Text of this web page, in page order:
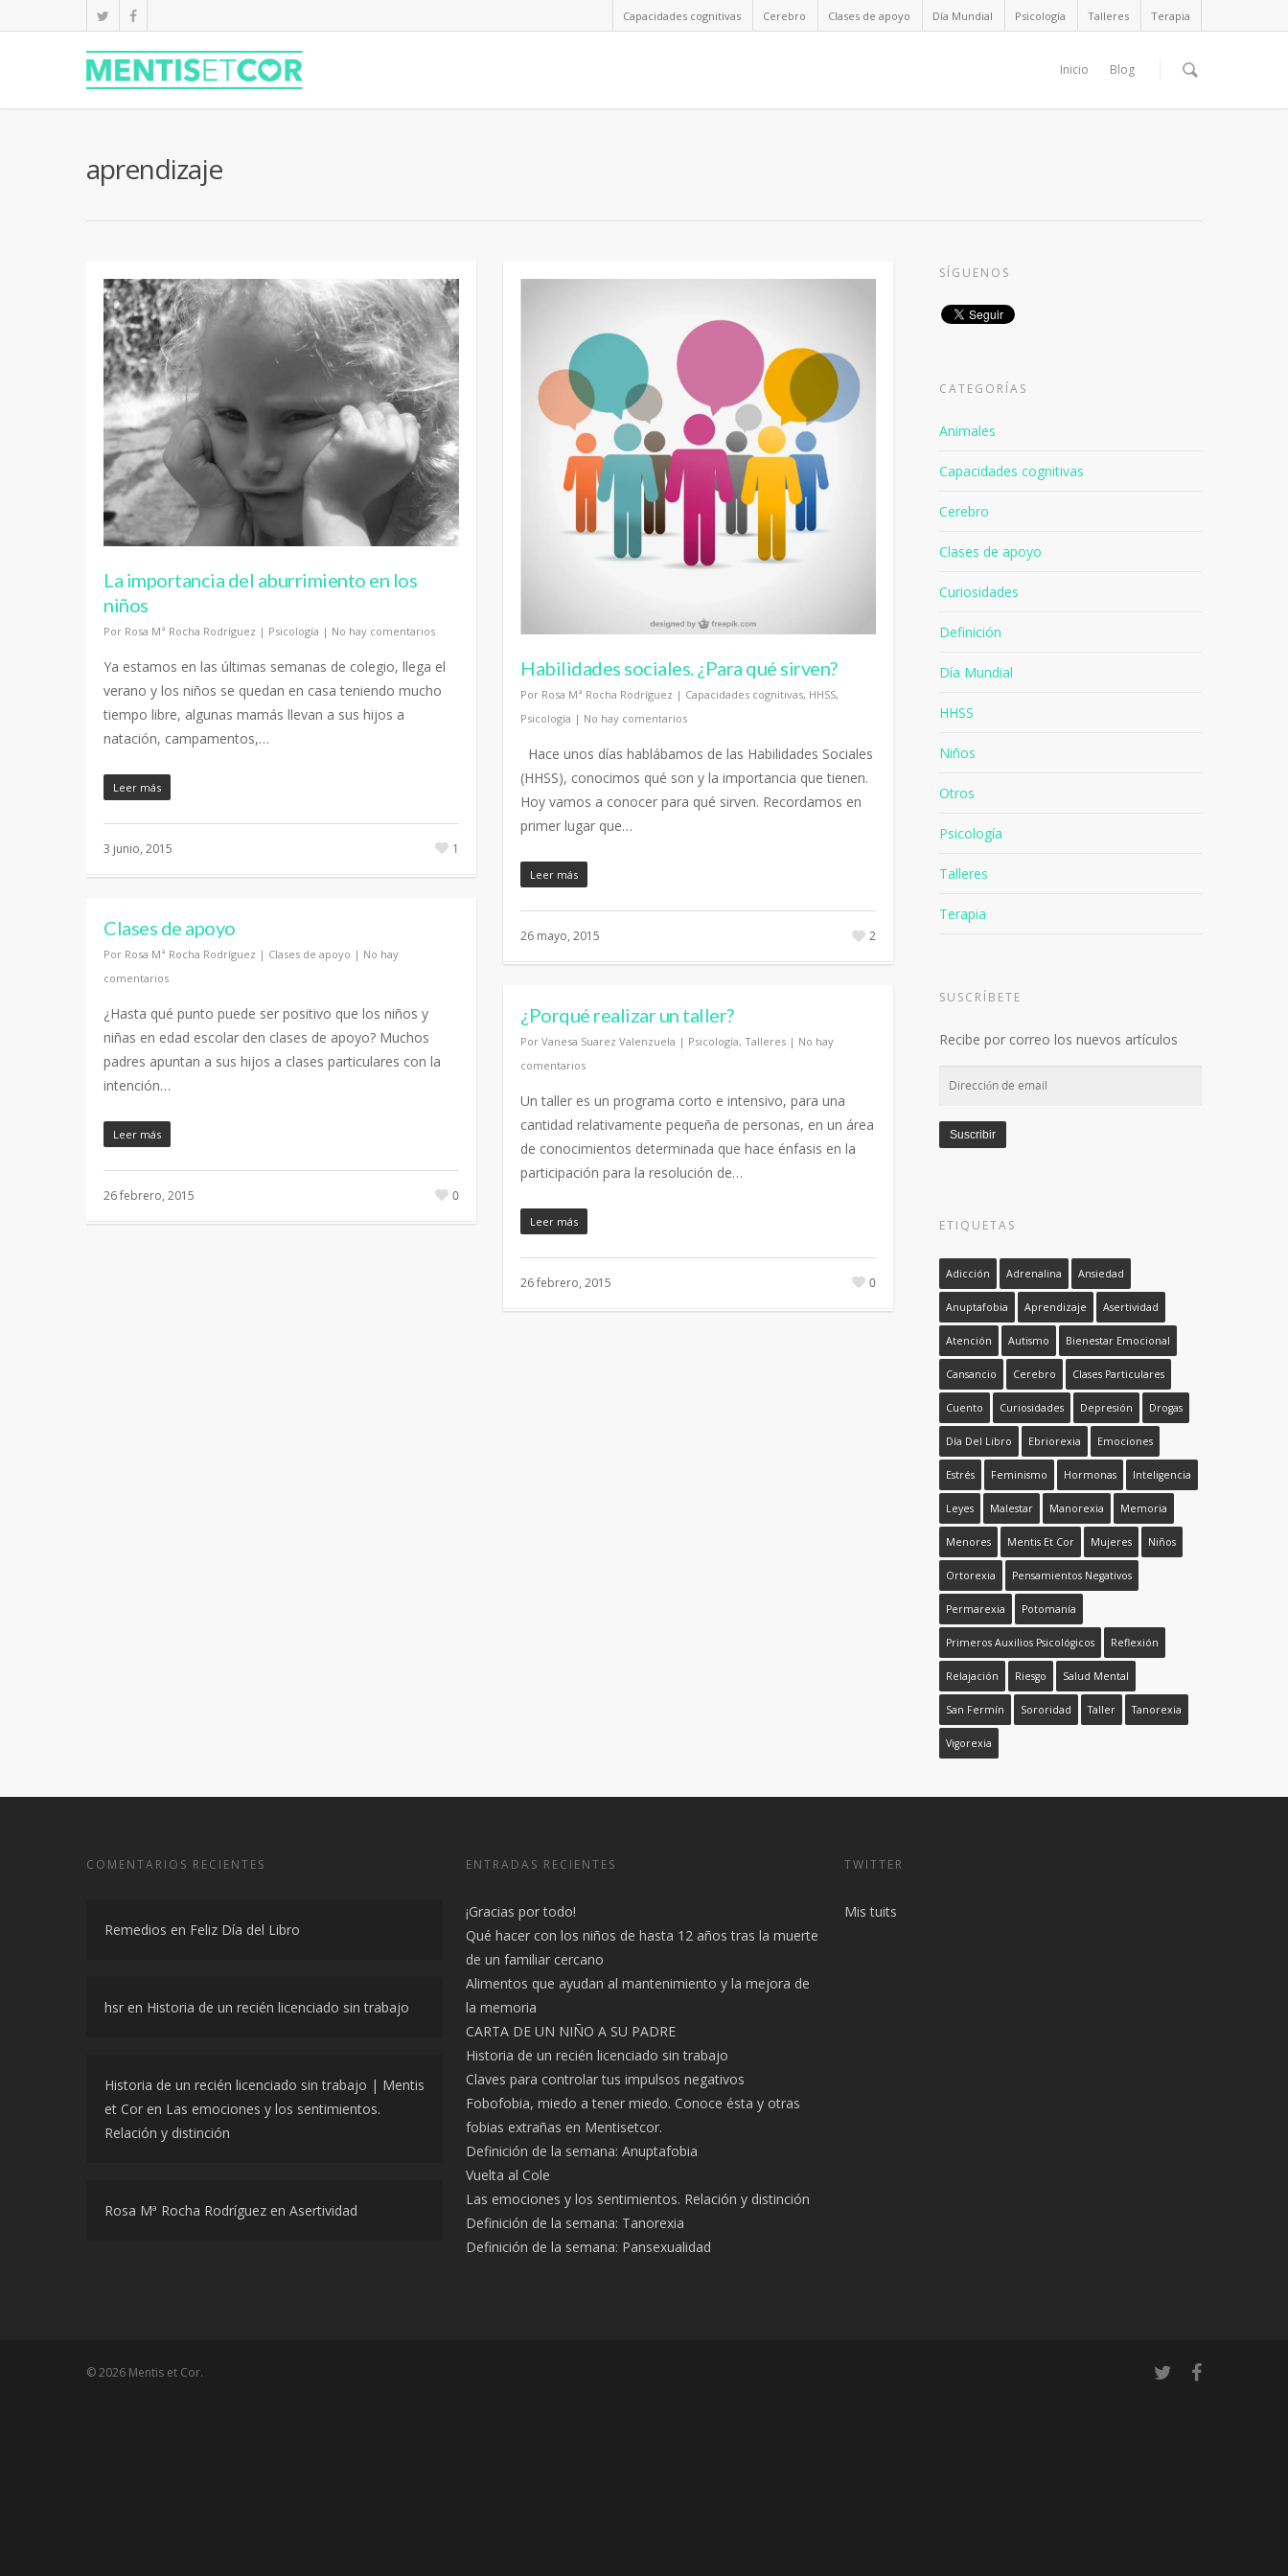
Capacidades cognitivas Cerebro Clases de apoyo Día Mundial Psicología Talleres Terapia
Inicio Blog
aprendizaje
La importancia del aburrimiento en los
niños
Por Rosa Mª Rocha Rodríguez | Psicología | No hay comentarios
Ya estamos en las últimas semanas de colegio, llega el
verano y los niños se quedan en casa teniendo mucho
tiempo libre, algunas mamás llevan a sus hijos a
natación, campamentos,…
Leer más
3 junio, 2015 1
Habilidades sociales. ¿Para qué sirven?
Por Rosa Mª Rocha Rodríguez | Capacidades cognitivas, HHSS,
Psicología | No hay comentarios
Hace unos días hablábamos de las Habilidades Sociales
(HHSS), conocimos qué son y la importancia que tienen.
Hoy vamos a conocer para qué sirven. Recordamos en
primer lugar que…
Leer más
26 mayo, 2015 2
Clases de apoyo
Por Rosa Mª Rocha Rodríguez | Clases de apoyo | No hay
comentarios
¿Hasta qué punto puede ser positivo que los niños y
niñas en edad escolar den clases de apoyo? Muchos
padres apuntan a sus hijos a clases particulares con la
intención…
Leer más
26 febrero, 2015 0
¿Porqué realizar un taller?
Por Vanesa Suarez Valenzuela | Psicología, Talleres | No hay
comentarios
Un taller es un programa corto e intensivo, para una
cantidad relativamente pequeña de personas, en un área
de conocimientos determinada que hace énfasis en la
participación para la resolución de…
Leer más
26 febrero, 2015 0
SÍGUENOS
CATEGORÍAS
Animales
Capacidades cognitivas
Cerebro
Clases de apoyo
Curiosidades
Definición
Día Mundial
HHSS
Niños
Otros
Psicología
Talleres
Terapia
SUSCRÍBETE
Recibe por correo los nuevos artículos
Dirección
email
Suscribir
ETIQUETAS
Adicción Adrenalina Ansiedad
Anuptafobia Aprendizaje Asertividad
Atención Autismo Bienestar Emocional
Cansancio Cerebro Clases Particulares
Cuento Curiosidades Depresión Drogas
Día Del Libro Ebriorexia Emociones
Estrés Feminismo Hormonas Inteligencia
Leyes Malestar Manorexia Memoria
Menores Mentis Et Cor Mujeres Niños
Ortorexia Pensamientos Negativos
Permarexia Potomanía
Primeros Auxilios Psicológicos Reflexión
Relajación Riesgo Salud Mental
San Fermín Sororidad Taller Tanorexia
Vigorexia
COMENTARIOS RECIENTES
Remedios en Feliz Día del Libro
hsr en Historia de un recién licenciado sin trabajo
Historia de un recién licenciado sin trabajo | Mentis
et Cor en Las emociones y los sentimientos.
Relación y distinción
Rosa Mª Rocha Rodríguez en Asertividad
ENTRADAS RECIENTES
¡Gracias por todo!
Qué hacer con los niños de hasta 12 años tras la muerte
de un familiar cercano
Alimentos que ayudan al mantenimiento y la mejora de
la memoria
CARTA DE UN NIÑO A SU PADRE
Historia de un recién licenciado sin trabajo
Claves para controlar tus impulsos negativos
Fobofobia, miedo a tener miedo. Conoce ésta y otras
fobias extrañas en Mentisetcor.
Definición de la semana: Anuptafobia
Vuelta al Cole
Las emociones y los sentimientos. Relación y distinción
Definición de la semana: Tanorexia
Definición de la semana: Pansexualidad
TWITTER
Mis tuits
© 2026 Mentis et Cor.